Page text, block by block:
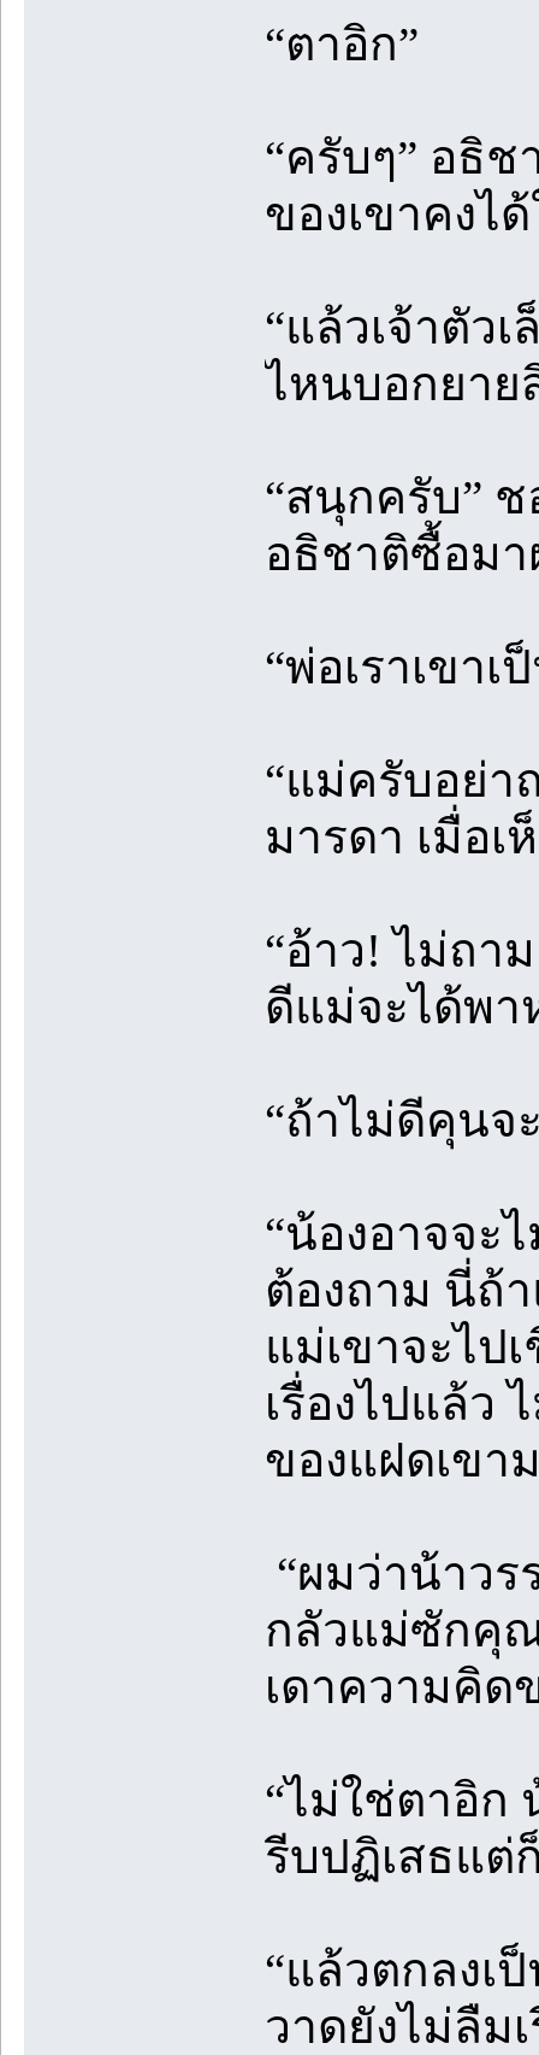
“ตาอิก”
“ครับๆ” อธิ
ของเขาคงไ
“แล้วเจ้าตัว
ไหนบอกยาย
“สนุกครับ”
อธิชาติซื้อมา
“พ่อเราเขา
“แม่ครับอย่า
มารดา เมื่อ
“อ้าว! ไม่ถา
ดีแม่จะได้พ
“ถ้าไม่ดีคุนจ
“น้องอาจจะ
ต้องถาม นี่ถ้
แม่เขาจะไป
เรื่องไปแล้ว
ของแฝดเขา
“ผมว่าน้าว
กลัวแม่ซักคุณ
เดาความคิด
“ไม่ใช่ตาอิก
รีบปฏิเสธแต่
“แล้วตกลงเ
วาดยังไม่ลืม